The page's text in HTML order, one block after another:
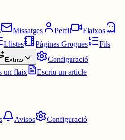
Missatges Perfil
Flaixos
Llistes Pàgines Grogues
Fils
Extras
Configuració
un flaix Escriu un article
Avisos Configuració